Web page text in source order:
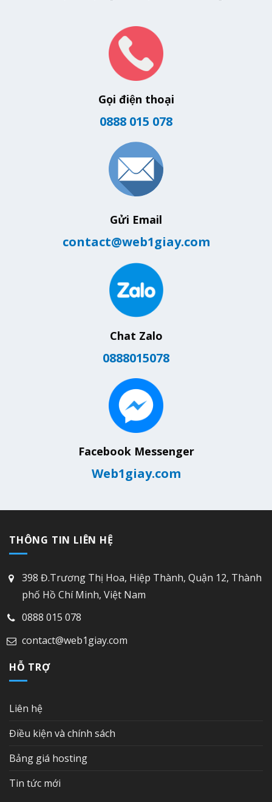
Gọi điện thoại
0888 015 078
Gửi Email
contact@web1giay.com
Chat Zalo
0888015078
Facebook Messenger
Web1giay.com
THÔNG TIN LIÊN HỆ
398 Đ.Trương Thị Hoa, Hiệp Thành, Quận 12, Thành
phố Hồ Chí Minh, Việt Nam
0888 015 078
contact@web1giay.com
HỖ TRỢ
Liên hệ
Điều kiện và chính sách
Bảng giá hosting
Tin tức mới